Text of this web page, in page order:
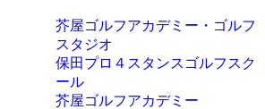
芥屋ゴルフアカデミー・ゴルフ
スタジオ
保田プロ４スタンスゴルフスク
ール
芥屋ゴルフアカデミー